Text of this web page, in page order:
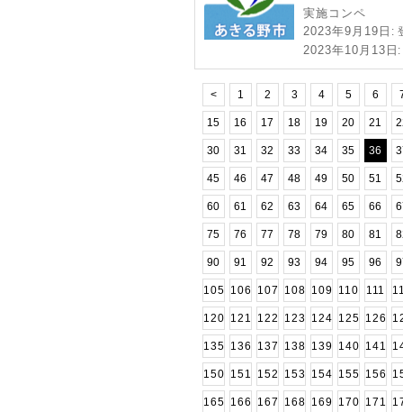
実施コンペ
2023年9月19日 :
2023年10月13日
< 1 2 3 4 5 6
15 16 17 18 19 20 21
30 31 32 33 34 35 36
45 46 47 48 49 50 51
60 61 62 63 64 65 66
75 76 77 78 79 80 81
90 91 92 93 94 95 96
105 106 107 108 109 110 111
120 121 122 123 124 125 126
135 136 137 138 139 140 141
150 151 152 153 154 155 156
165 166 167 168 169 170 171